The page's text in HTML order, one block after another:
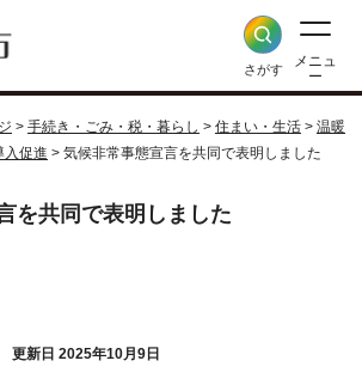
さがす
メニュ
ー
> 手続き・ごみ・税・暮らし > 住まい・生活 > 温暖
入促進 > 気候非常事態宣言を共同で表明しました
を共同で表明しました
更新日 2025年10月9日